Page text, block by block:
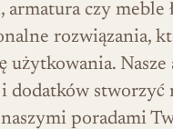
czy meble
rozwiązania,
dodatków stworzyć
poradami